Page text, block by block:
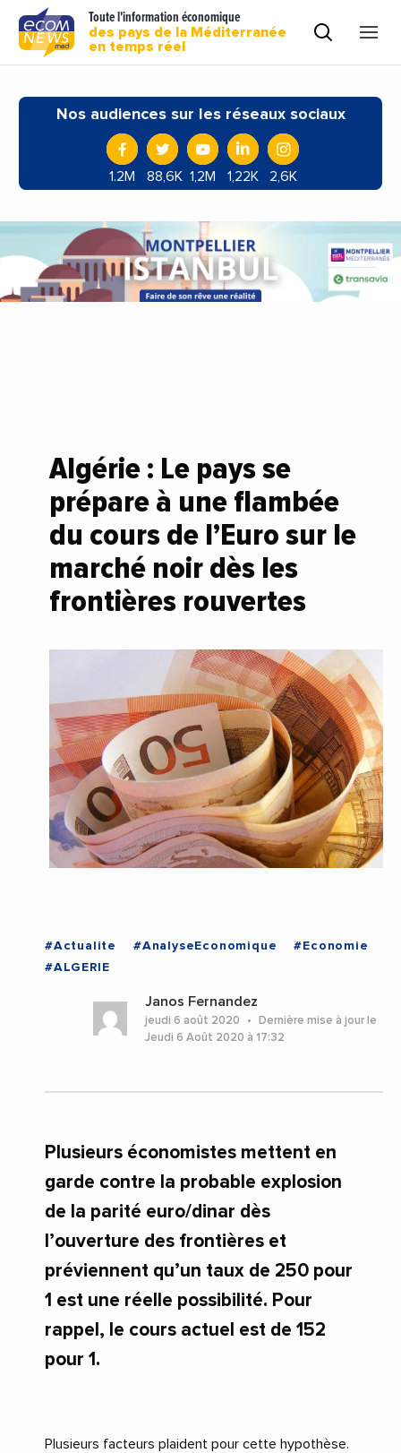
Toute l'information économique
des pays de la Méditerranée
en temps réel
Nos audiences sur les réseaux sociaux
1.2M 88,6K 1,2M 1,22K 2,6K
Algérie : Le pays se
prépare à une flambée
du cours de l’Euro sur le
marché noir dès les
frontières rouvertes
#Actualite #AnalyseEconomique
#Economie
#ALGERIE
Janos Fernandez
jeudi 6 août 2020
Dernière mise à jour le
Jeudi 6 Août 2020 à 17:32
Plusieurs économistes mettent en
garde contre la probable explosion
de la parité euro/dinar dès
l’ouverture des frontières et
préviennent qu’un taux de 250 pour
1 est une réelle possibilité. Pour
rappel, le cours actuel est de 152
pour 1.
Plusieurs facteurs plaident pour cette hypothèse.